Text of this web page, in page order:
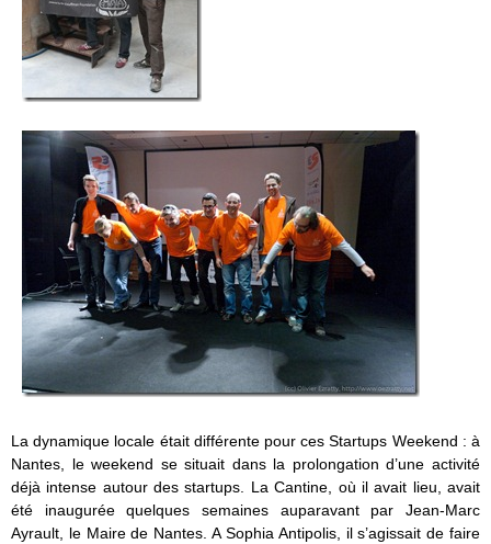
La dynamique locale était différente pour ces Startups Weekend : à
Nantes, le weekend se situait dans la prolongation d’une activité
déjà intense autour des startups. La Cantine, où il avait lieu, avait
été inaugurée quelques semaines auparavant par Jean-Marc
Ayrault, le Maire de Nantes. A Sophia Antipolis, il s’agissait de faire